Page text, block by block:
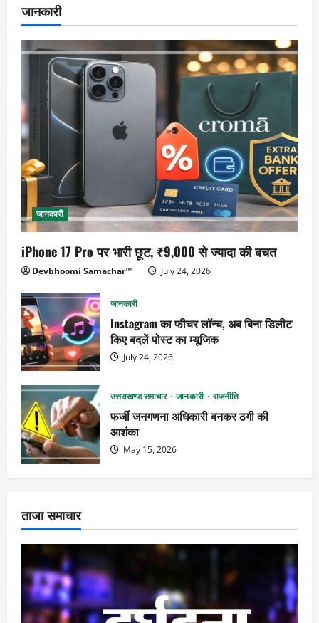
जानकारी
जानकारी
iPhone 17 Pro पर भारी छूट, ₹9,000 से ज्यादा की बचत
Devbhoomi Samachar™ July 24, 2026
जानकारी
Instagram का फीचर लॉन्च, अब बिना डिलीट
किए बदलें पोस्ट का म्यूजिक
July 24, 2026
उत्तराखण्ड समाचार जानकारी राजनीति
फर्जी जनगणना अधिकारी बनकर ठगी की
आशंका
May 15, 2026
ताजा समाचार